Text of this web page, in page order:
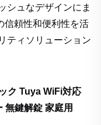
シュなデザインにま
信頼性和便利性を活
ティソリューション
ク Tuya WiFi対応
無鍵解錠 家庭用